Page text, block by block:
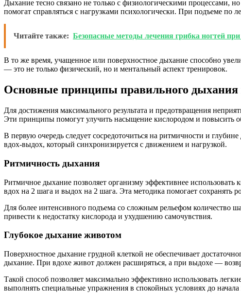
Дыхание тесно связано не только с физиологическими процессами,
помогат справляться с нагрузками психологически. При подъеме
Читайте также: Безопасные методы лечения грибка ногтей
В то же время, учащенное или поверхностное дыхание способно
— это не только физический, но и ментальный аспект тренировок.
Основные принципы правильного дыхания
Для достижения максимального результата и предотвращения
Эти принципы помогут улучить насыщение кислородом и повысить
В первую очередь следует сосредоточиться на ритмичности и
вдох-выдох, который синхронизируется с движением и нагрузкой.
Ритмичность дыхания
Ритмичное дыхание позволяет организму эффективнее
вдох на 2 шага и выдох на 2 шага. Эта методика помогает сохранять
Для более интенсивного подъема со сложным рельефом количество
привести к недостатку кислорода и ухудшению самочувствия.
Глубокое дыхание животом
Поверхностное дыхание грудной клеткой не обеспечивает
дыхание. При вдохе живот должен расширяться, а при выдохе —
Такой способ позволяет максимально эффективно использовать
выполнять специальные упражнения в спокойных условиях до начала